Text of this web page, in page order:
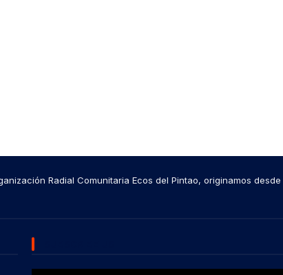
Radial Comunitaria Ecos del Pintao, originamos